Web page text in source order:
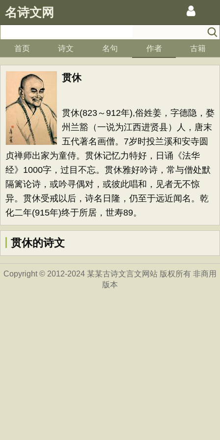
名诗文网
首页 诗文 名句 作者 古籍
贯休
贯休(823～912年),俗姓姜，字德隐，婺
州兰豁（一说为江西进贤县）人，唐末
五代著名画僧。7岁时投兰溪和安寺圆
贞禅师出家为童侍。贯休记忆力特好，日诵《法华
经》1000字，过目不忘。贯休雅好吟诗，常与僧处默
隔篱论诗，或吟寻偶对，或彼此唱和，见者无不惊
异。贯休受戒以后，诗名日隆，仍至于远近闻名。乾
化二年(915年)终于所居，世寿89。
贯休的诗文
Copyright © 2012-2024 某某古诗文言文网站 版权所有 非商用
版本